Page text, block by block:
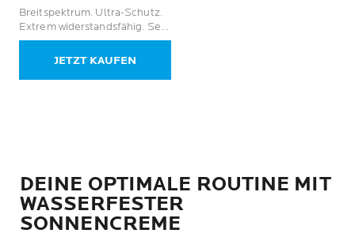
5
Sternen.
Bewertungen
Breitspektrum. Ultra-Schutz.
Extrem widerstandsfähig. Sehr
leichtes Finish.
JETZT KAUFEN
DEINE OPTIMALE ROUTINE MIT
WASSERFESTER
SONNENCREME